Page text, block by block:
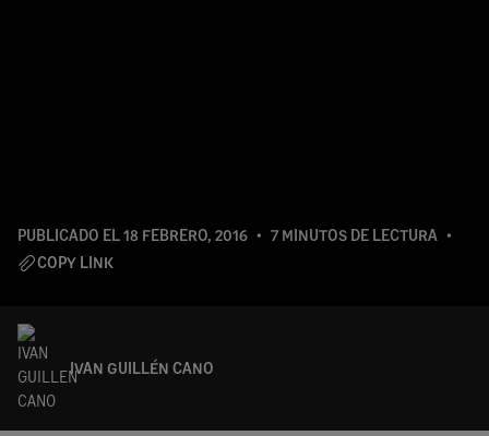
PUBLICADO EL18 FEBRERO, 2016
7 MINUTOS DE LECTURA
COPY LINK
IVAN GUILLÉN CANO